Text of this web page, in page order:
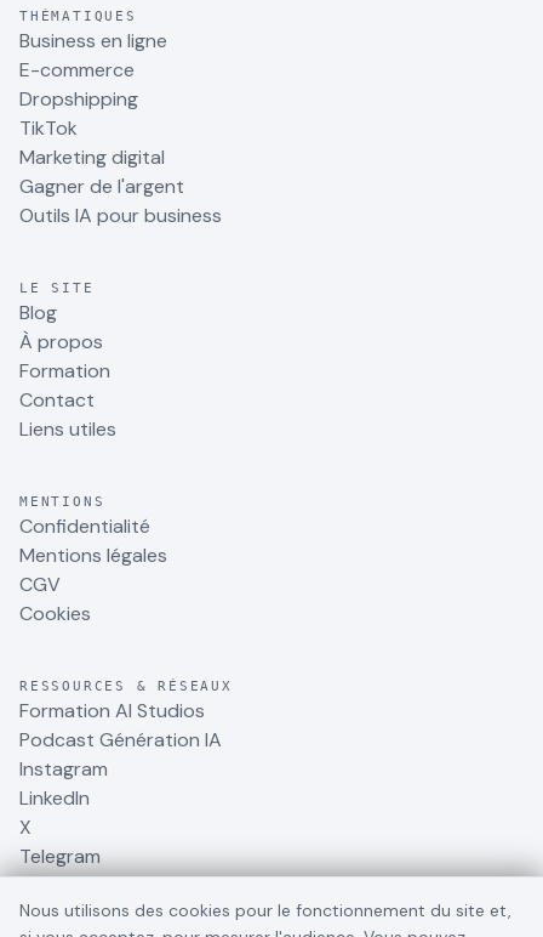
THÉMATIQUES
Business en ligne
E-commerce
Dropshipping
TikTok
Marketing digital
Gagner de l'argent
Outils IA pour business
LE SITE
Blog
À propos
Formation
Contact
Liens utiles
MENTIONS
Confidentialité
Mentions légales
CGV
Cookies
RESSOURCES & RÉSEAUX
Formation AI Studios
Podcast Génération IA
Instagram
LinkedIn
X
Telegram
Nous utilisons des cookies pour le fonctionnement du site et,